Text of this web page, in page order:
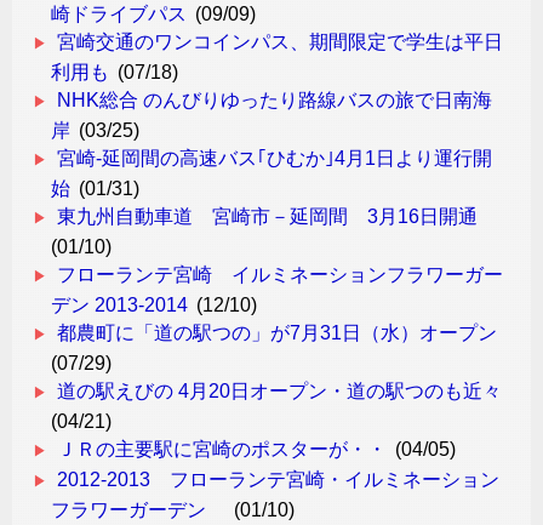
崎ドライブパス (09/09)
宮崎交通のワンコインパス、期間限定で学生は平日
利用も (07/18)
NHK総合 のんびりゆったり路線バスの旅で日南海
岸 (03/25)
宮崎-延岡間の高速バス｢ひむか｣4月1日より運行開
始 (01/31)
東九州自動車道 宮崎市－延岡間 3月16日開通
(01/10)
フローランテ宮崎 イルミネーションフラワーガー
デン 2013-2014 (12/10)
都農町に「道の駅つの」が7月31日（水）オープン
(07/29)
道の駅えびの 4月20日オープン・道の駅つのも近々
(04/21)
ＪＲの主要駅に宮崎のポスターが・・
(04/05)
2012-2013 フローランテ宮崎・イルミネーション
フラワーガーデン
(01/10)